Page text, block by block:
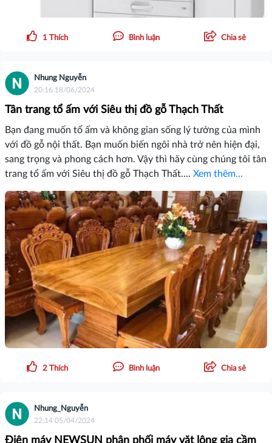
1 Thích Bình luận Chia sẻ
Nhung Nguyễn
20:16 18/06/2024
Tân trang tổ ấm với Siêu thị đồ gỗ Thạch Thất
Bạn đang muốn tổ ấm và không gian sống lý tưởng của mình
với đồ gỗ nội thất. Bạn muốn biến ngôi nhà trở nên hiện đại,
sang trọng và phong cách hơn. Vậy thì hãy cùng chúng tôi tân
trang tổ ấm với Siêu thị đồ gỗ Thạch Thất.... Xem thêm...
2 Thích Bình luận Chia sẻ
Nhung_Nguyễn
22:14 05/04/2024
Điện máy NEWSUN phân phối máy vặt lông gia cầm